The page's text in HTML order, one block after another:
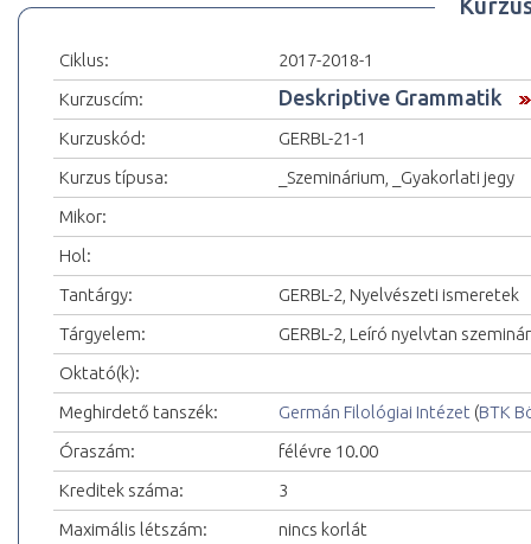
Ciklus:
2017-2018-1
Kurzuscím:
Deskriptive Grammatik
Kurzuskód:
GERBL-21-1
Kurzus típusa:
_Szeminárium, _Gyakorlati jegy
Mikor:
Hol:
Tantárgy:
GERBL-2, Nyelvészeti ismeretek
Tárgyelem:
GERBL-2, Leíró nyelvtan
Oktató(k):
Meghirdető tanszék:
Germán Filológiai Intézet (BTK
Óraszám:
félévre 10.00
Kreditek száma:
3
Maximális létszám:
nincs korlát